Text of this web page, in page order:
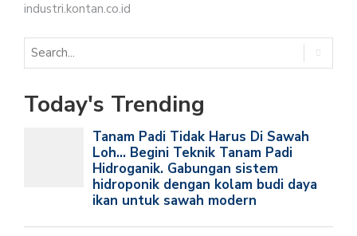
industri.kontan.co.id
Today's Trending